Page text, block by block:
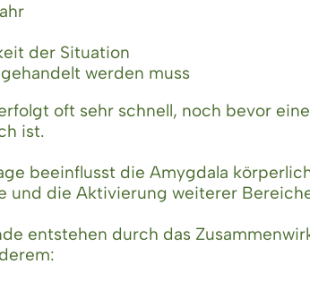
der Situation
werden muss
oft sehr schnell, noch bevor
ist.
beeinflusst die Amygdala
und die Aktivierung weiterer
entstehen durch das